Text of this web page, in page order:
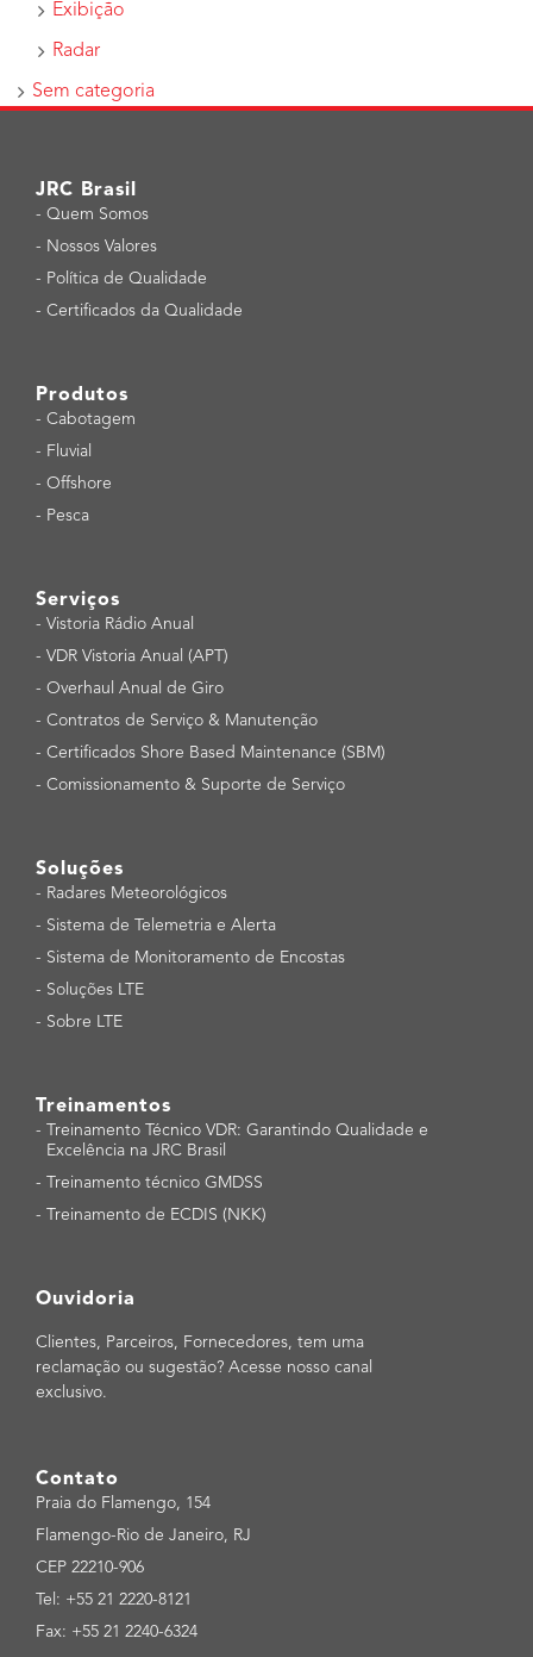
Exibição
Radar
Sem categoria
JRC Brasil
- Quem Somos
- Nossos Valores
- Política de Qualidade
- Certificados da Qualidade
Produtos
- Cabotagem
- Fluvial
- Offshore
- Pesca
Serviços
- Vistoria Rádio Anual
- VDR Vistoria Anual (APT)
- Overhaul Anual de Giro
- Contratos de Serviço & Manutenção
- Certificados Shore Based Maintenance (SBM)
- Comissionamento & Suporte de Serviço
Soluções
- Radares Meteorológicos
- Sistema de Telemetria e Alerta
- Sistema de Monitoramento de Encostas
- Soluções LTE
- Sobre LTE
Treinamentos
-
Treinamento Técnico VDR: Garantindo Qualidade e
Excelência na JRC Brasil
-
Treinamento técnico GMDSS
-
Treinamento de ECDIS (NKK)
Ouvidoria
Clientes, Parceiros, Fornecedores, tem uma
reclamação ou sugestão? Acesse nosso canal
exclusivo.
Contato
Praia do Flamengo, 154
Flamengo-Rio de Janeiro, RJ
CEP 22210-906
Tel: +55 21 2220-8121
Fax: +55 21 2240-6324